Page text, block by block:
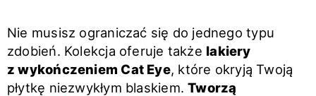
Nie musisz ograniczać się do jednego typu
zdobień. Kolekcja oferuje także lakiery
z wykończeniem Cat Eye, które okryją Twoją
płytkę niezwykłym blaskiem.Tworzą